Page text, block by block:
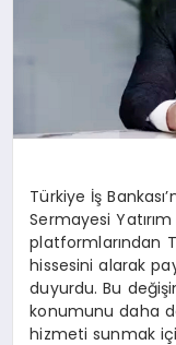
Türkiye İş
Sermayesi
platformlarından
hissesini alarak
duyurdu. Bu
konumunu daha
hizmeti sunmak